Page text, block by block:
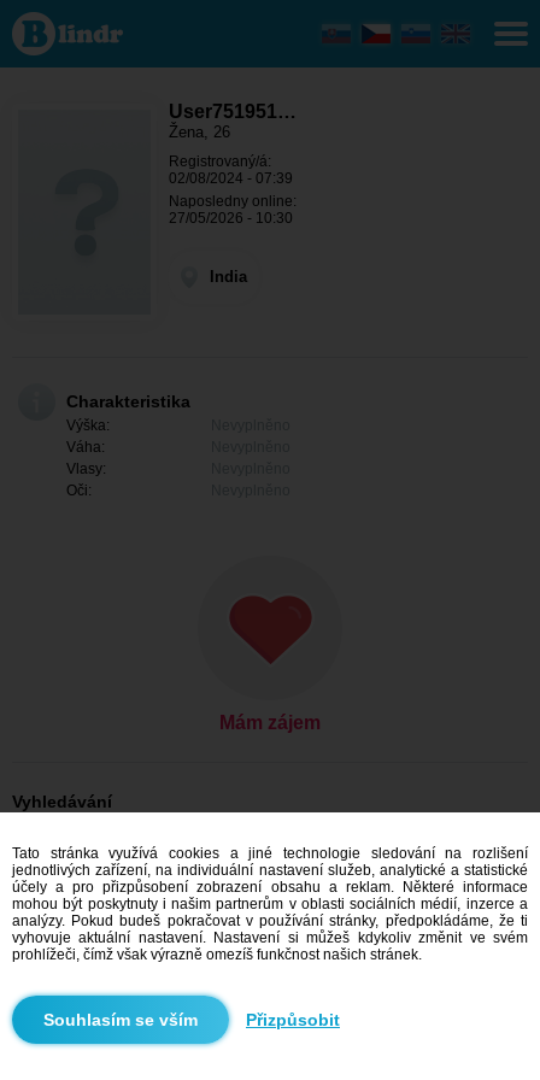
User751951092
- Ona hledá
někoho India
User751951…
Žena, 26
Registrovaný/á:
02/08/2024 - 07:39
Naposledny online:
27/05/2026 - 10:30
India
Charakteristika
Výška:
Váha:
Vlasy:
Oči:
Mám zájem
Vyhledávání
Ona hledá jeho: Ženy, 26
Ona hledá jeho: Ženy, 26 - India
Seznamka India
Tato stránka využívá cookies a jiné technologie sledování na rozlišení
jednotlivých zařízení, na individuální nastavení služeb, analytické a statistické
účely a pro přizpůsobení zobrazení obsahu a reklam. Některé informace
mohou být poskytnuty i našim partnerům v oblasti sociálních médií, inzerce a
analýzy. Pokud budeš pokračovat v používání stránky, předpokládáme, že ti
vyhovuje aktuální nastavení. Nastavení si můžeš kdykoliv změnit ve svém
prohlížeči, čímž však výrazně omezíš funkčnost našich stránek.
Přizpůsobit